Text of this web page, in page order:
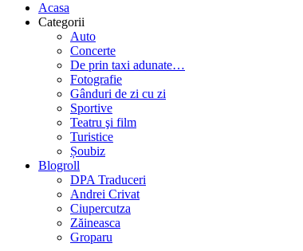
Acasa
Categorii
Auto
Concerte
De prin taxi adunate…
Fotografie
Gânduri de zi cu zi
Sportive
Teatru şi film
Turistice
Șoubiz
Blogroll
DPA Traduceri
Andrei Crivat
Ciupercutza
Zăineasca
Groparu